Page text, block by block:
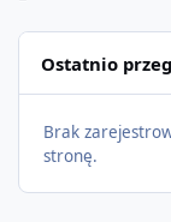
Ostatnio
Brak
stronę.